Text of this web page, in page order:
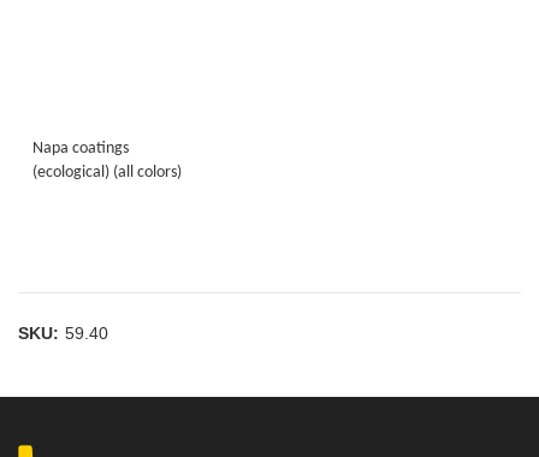
Napa coatings
(ecological) (all colors)
SKU: 59.40